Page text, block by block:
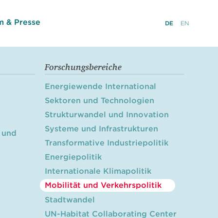
& Presse DE EN
Forschungsbereiche
Energiewende International
Sektoren und Technologien
Strukturwandel und Innovation
Systeme und Infrastrukturen
Transformative Industriepolitik
Energiepolitik
Internationale Klimapolitik
Mobilität und Verkehrspolitik
Stadtwandel
UN-Habitat Collaborating Center